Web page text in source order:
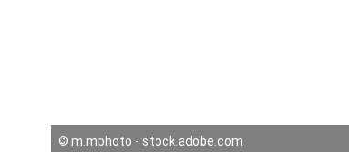
© m.mphoto - stock.adobe.com